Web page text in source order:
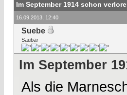
Im September 1914 schon
16.09.2013, 12:40
Suebe
Saubär
Im September
Als die